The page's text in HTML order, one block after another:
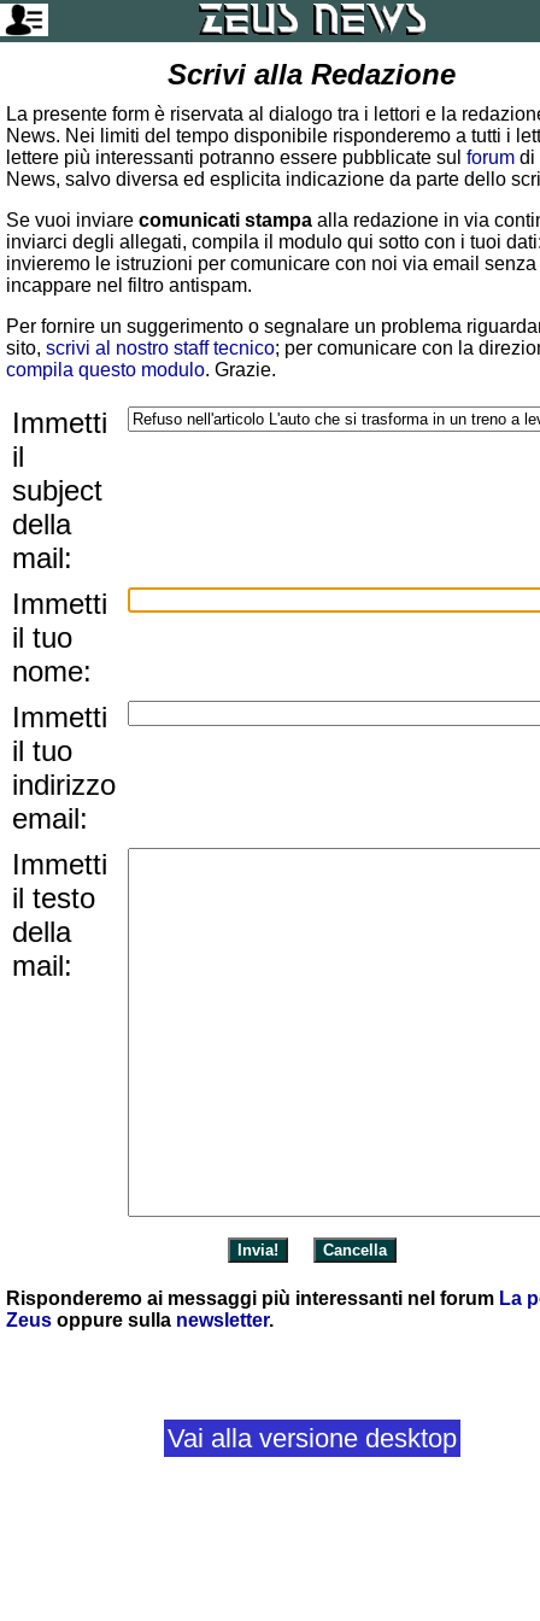
Scrivi alla Redazione
La presente form è riservata al dialogo tra i lettori e la
News. Nei limiti del tempo disponibile risponderemo a tutti i
lettere più interessanti potranno essere pubblicate sul forum di
News, salvo diversa ed esplicita indicazione da parte dello
Se vuoi inviare comunicati stampa alla redazione in via
inviarci degli allegati, compila il modulo qui sotto con i tuoi
invieremo le istruzioni per comunicare con noi via email senza
incappare nel filtro antispam.
Per fornire un suggerimento o segnalare un problema
sito, scrivi al nostro staff tecnico; per comunicare con la
compila questo modulo. Grazie.
Immetti
il
subject
della
mail:
Immetti
il tuo
nome:
Immetti
il tuo
indirizzo
email:
Immetti
il testo
della
mail:
Risponderemo ai messaggi più interessanti nel forum La
Zeus oppure sulla newsletter.
Vai alla versione desktop